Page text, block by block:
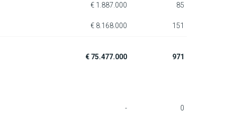
€ 1.887.000 85
€ 8.168.000 151
€ 75.477.000 971
- 0